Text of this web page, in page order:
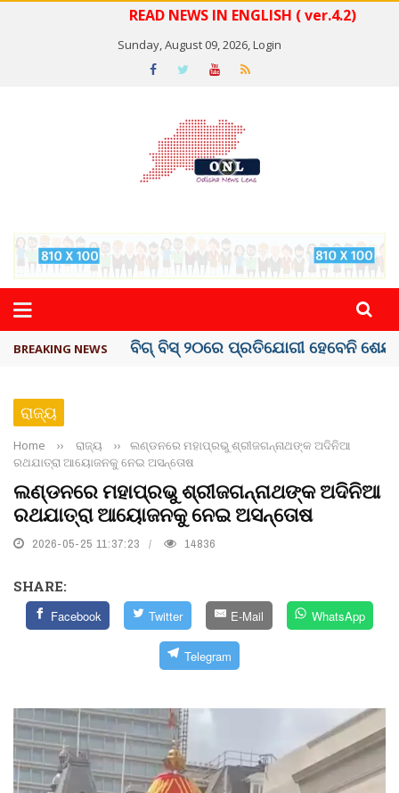
READ NEWS IN ENGLISH ( ver.4.2)
Sunday, August 09, 2026,Login
BREAKING NEWS ଅମରନାଥ ଯାତ୍ରା ସ୍ଥଗିତ
ରାଜ୍ୟ
Home ›› ରାଜ୍ୟ ››
ଲଣ୍ଡନରେ ମହାପ୍ରଭୁ ଶ୍ରୀଜଗନ୍ନାଥଙ୍କ ଅଦିନିଆ
ରଥଯାତ୍ରା ଆୟୋଜନକୁ ନେଇ ଅସନ୍ତୋଷ
ଲଣ୍ଡନରେ ମହାପ୍ରଭୁ ଶ୍ରୀଜଗନ୍ନାଥଙ୍କ ଅଦିନିଆ
ରଥଯାତ୍ରା ଆୟୋଜନକୁ ନେଇ ଅସନ୍ତୋଷ
2026-05-25 11:37:23 14836
SHARE:
Facebook Twitter E-Mail WhatsApp
Telegram